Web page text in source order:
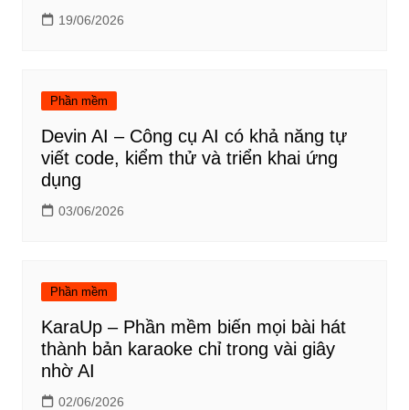
19/06/2026
Phần mềm
Devin AI – Công cụ AI có khả năng tự
viết code, kiểm thử và triển khai ứng
dụng
03/06/2026
Phần mềm
KaraUp – Phần mềm biến mọi bài hát
thành bản karaoke chỉ trong vài giây
nhờ AI
02/06/2026